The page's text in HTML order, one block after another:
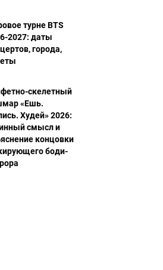
турне BTS
2027: даты
города,
скелетный
«Ешь.
Худей» 2026:
смысл и
концовки
боди-